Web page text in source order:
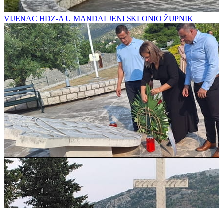
VIJENAC HDZ-A U MANDALJENI SKLONIO ŽUPNIK